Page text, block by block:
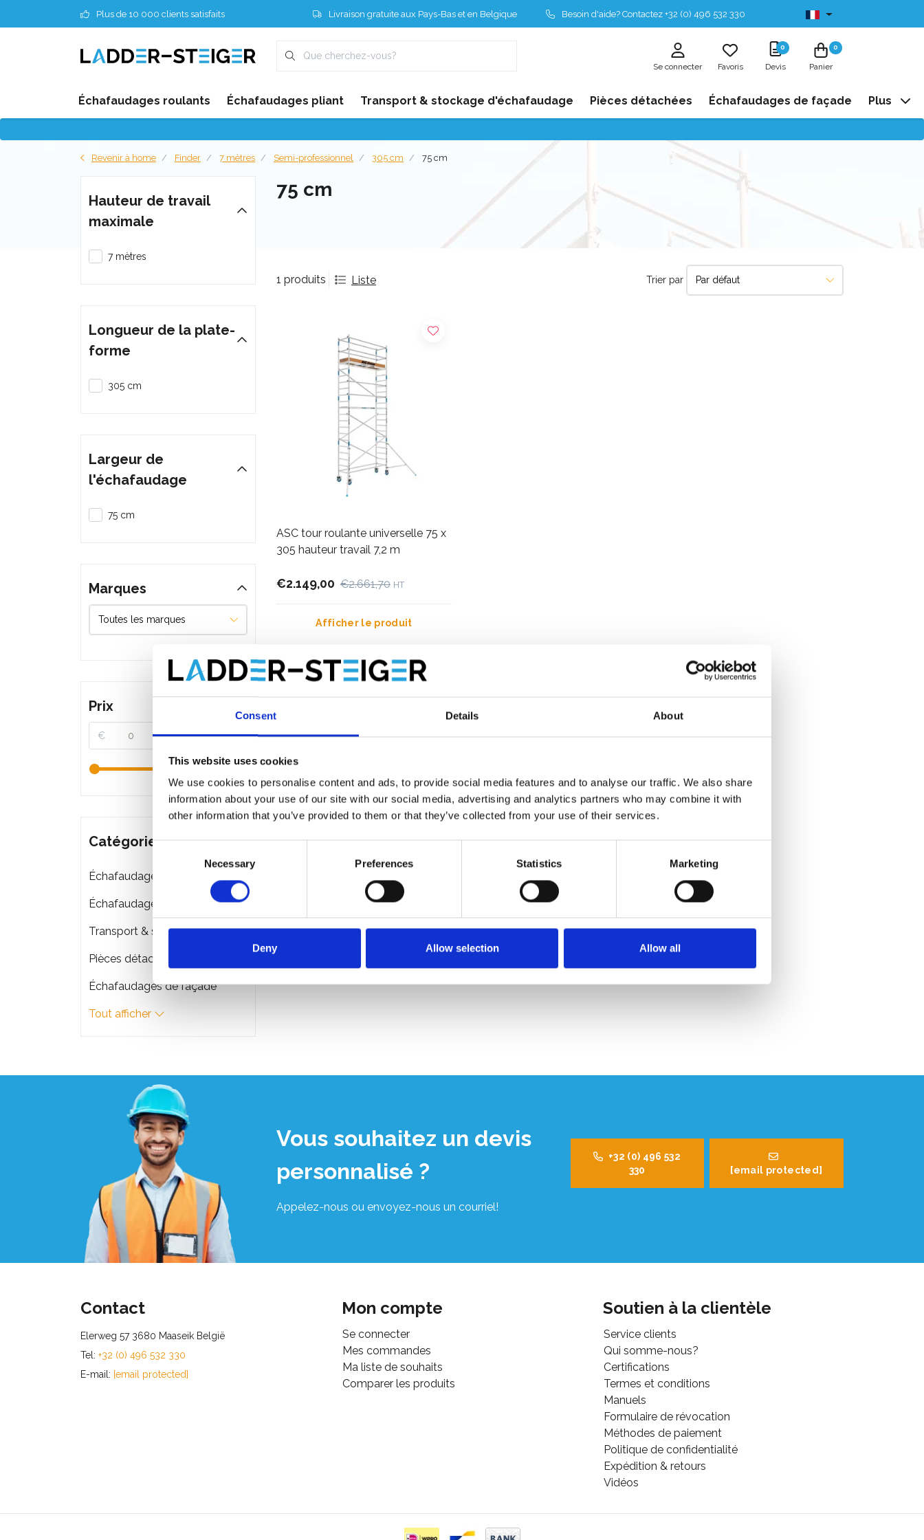
Consent Details About
This website uses cookies
We use cookies to personalise content and ads, to provide social media features and to analyse our traffic. We also share
information about your use of our site with our social media, advertising and analytics partners who may combine it with
other information that you’ve provided to them or that they’ve collected from your use of their services.
Consent
Necessary Preferences Statistics Marketing
Deny Allow selection Allow all
Plus de 10 000 clients satisfaits Livraison gratuite aux Pays-Bas et en Belgique Besoin d'aide? Contactez +32 (0) 496 532 330 Disponibles de stock
Se connecter Favoris
0
Devis
0
Panier
Échafaudages roulants Échafaudages pliant Transport & stockage d'échafaudage Pièces détachées Échafaudages de façade Plus
Revenir à home Finder 7 mètres Semi-professionnel 305 cm 75 cm
75 cm
1 produits Liste Trier par
ASC tour roulante universelle 75 x
305 hauteur travail 7,2 m
€2.149,00 €2.661,70 HT
Afficher le produit
Hauteur de travail
maximale
7 mètres
Longueur de la plate-
forme
305 cm
Largeur de
l'échafaudage
75 cm
Marques
Prix
€ €
Catégories
Échafaudages roulants
Échafaudages pliant
Transport & stockage d'échafaudage
Pièces détachées
Échafaudages de façade
Tout afficher
Vous souhaitez un devis
personnalisé ?
Appelez-nous ou envoyez-nous un courriel!
+32 (0) 496 532
330
[email protected]
Contact
Elerweg 57 3680 Maaseik België
Tel: +32 (0) 496 532 330
E-mail: [email protected]
Mon compte
Se connecter
Mes commandes
Ma liste de souhaits
Comparer les produits
Soutien à la clientèle
Service clients
Qui somme-nous?
Certifications
Termes et conditions
Manuels
Formulaire de révocation
Méthodes de paiement
Politique de confidentialité
Expédition & retours
Vidéos